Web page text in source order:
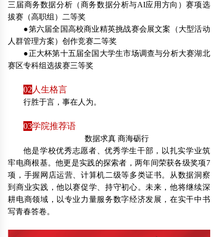
三届商务数据分析（商务数据分析与AI应用方向）赛项选
拔赛（高职组）二等奖
●第六届全国高校商业精英挑战赛会展文案（大型活动
人群管理方案）创作竞赛二等奖
●正大杯第十五届全国大学生市场调查与分析大赛湖北
赛区专科组选拔赛三等奖
02 人生格言
行胜于言，事在人为。
03学院推荐语
数据求真 商海砺行
他是学校优秀志愿者、优秀学生干部，以扎实学业筑
牢电商根基。他更是实践的探索者，两年间荣获各级奖项7
项，手握网店运营、计算机二级等多类证书。从数据洞察
到商业实践，他以赛促学、持守初心。未来，他将继续深
耕电商领域，以专业力量服务数字经济发展，在实干中书
写青春答卷。